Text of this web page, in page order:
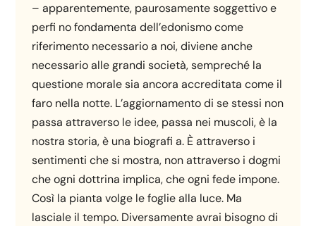
– apparentemente, paurosamente soggettivo e
perfi no fondamenta dell’edonismo come
riferimento necessario a noi, diviene anche
necessario alle grandi società, sempreché la
questione morale sia ancora accreditata come il
faro nella notte. L’aggiornamento di se stessi non
passa attraverso le idee, passa nei muscoli, è la
nostra storia, è una biografi a. È attraverso i
sentimenti che si mostra, non attraverso i dogmi
che ogni dottrina implica, che ogni fede impone.
Così la pianta volge le foglie alla luce. Ma
lasciale il tempo. Diversamente avrai bisogno di